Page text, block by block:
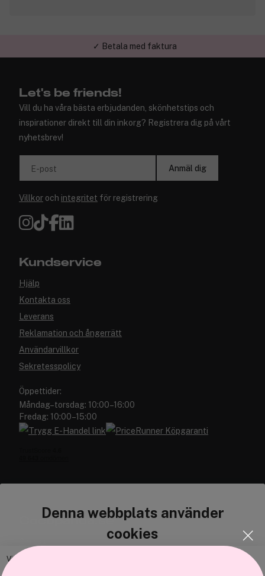
Denna webbplats använder
cookies
Vi använder enhetsidentifierare för att anpassa innehållet och
✓ Betala med faktura
Let's be friends!
Vill du ha våra bästa erbjudanden, skönhetstips och
inspirationer direkt till din inkorg? Registrera dig på vårt
nyhetsbrev!
E-post Anmäl dig
Villkor och integritet för registrering
Kundservice
Hjälp
Kontakta oss
Leverans
Reklamation och ångerrätt
Användarvillkor
Sekretesspolicy
Öppettider:
Måndag–torsdag: 10:00–16:00
Fredag: 10:00–15:00
Cocopanda.se